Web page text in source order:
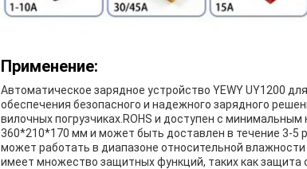
Применение:
Автоматическое зарядное устройство YEWY UY1200
обеспечения безопасного и надежного зарядного
вилочных погрузчиках.ROHS и доступен с
360*210*170 мм и может быть доставлен в течение 3-5
может работать в диапазоне относительной
имеет множество защитных функций, таких как защита